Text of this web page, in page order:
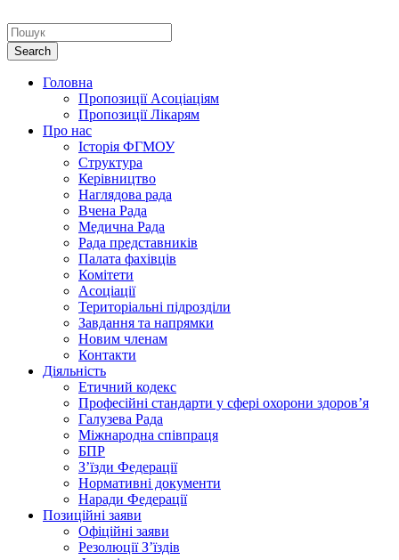
Головна
Пропозиції Асоціаціям
Пропозиції Лікарям
Про нас
Історія ФГМОУ
Структура
Керівництво
Наглядова рада
Вчена Рада
Медична Рада
Рада представників
Палата фахівців
Комітети
Асоціації
Територіальні підрозділи
Завдання та напрямки
Новим членам
Контакти
Діяльність
Етичний кодекс
Професійні стандарти у сфері охорони здоров’я
Галузева Рада
Міжнародна співпраця
БПР
З’їзди Федерації
Нормативні документи
Наради Федерації
Позиційні заяви
Офіційні заяви
Резолюції З’їздів